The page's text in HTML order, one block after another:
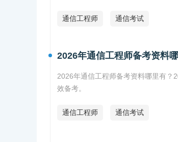
通信工程师 通信考试
2026年通信工程师备考资料
2026年通信工程师备考资料哪里有？
效备考。
通信工程师 通信考试